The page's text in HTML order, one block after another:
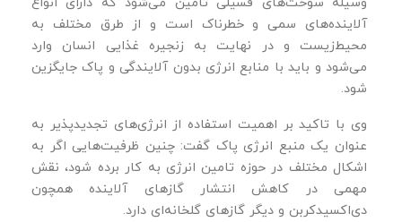
آلاینده‌های سمی و خطرناک است و از طرق مختلف به
محیط‌زیست و در نهایت به زنجیره غذایی انسان وارد
می‌شود و باید با منابع انرژی بدون آلایندگی و پاک جایگزین
شود.
وی با تاکید بر اهمیت استفاده از انرژی‌های تجدیدپذیر به
عنوان یک منبع انرژی پاک گفت: چنین ظرفیت‌هایی اگر به
اشکال مختلف در حوزه تامین انرژی به کار برده شود، نقش
مهمی در کاهش انتشار گازهای آلاینده همچون
دی‌اکسیدکربن و دیگر گازهای گلخانه‌ای دارد.